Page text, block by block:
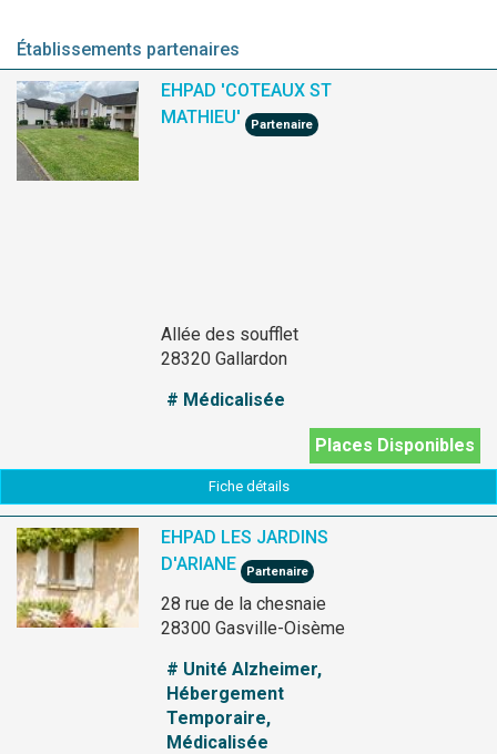
Établissements partenaires
EHPAD 'COTEAUX ST
MATHIEU'
Partenaire
Allée des soufflet
28320 Gallardon
# Médicalisée
Places Disponibles
Fiche détails
EHPAD LES JARDINS
D'ARIANE
Partenaire
28 rue de la chesnaie
28300 Gasville-Oisème
# Unité Alzheimer,
Hébergement
Temporaire,
Médicalisée